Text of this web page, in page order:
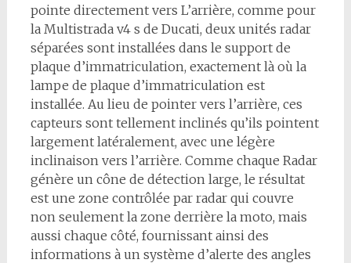
pointe directement vers L’arrière, comme pour
la Multistrada v4 s de Ducati, deux unités radar
séparées sont installées dans le support de
plaque d’immatriculation, exactement là où la
lampe de plaque d’immatriculation est
installée. Au lieu de pointer vers l’arrière, ces
capteurs sont tellement inclinés qu’ils pointent
largement latéralement, avec une légère
inclinaison vers l’arrière. Comme chaque Radar
génère un cône de détection large, le résultat
est une zone contrôlée par radar qui couvre
non seulement la zone derrière la moto, mais
aussi chaque côté, fournissant ainsi des
informations à un système d’alerte des angles